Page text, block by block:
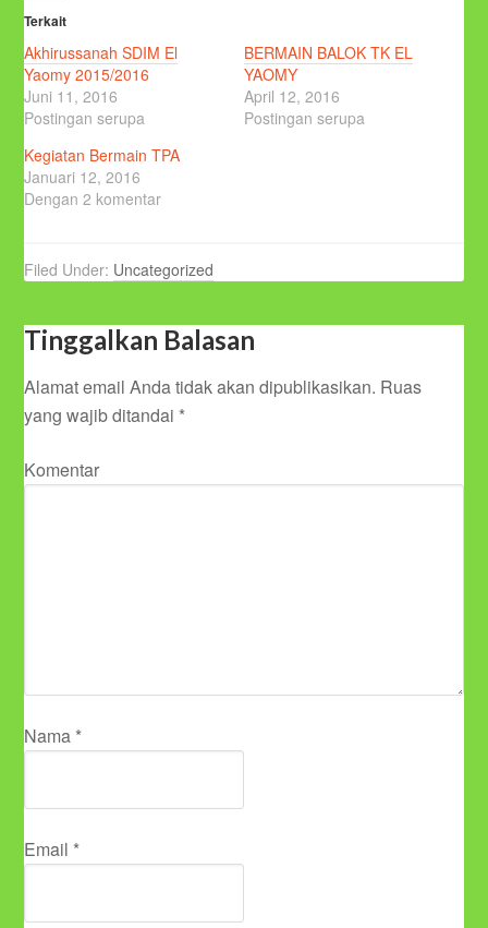
Terkait
Akhirussanah SDIM El
Yaomy 2015/2016
Juni 11, 2016
Postingan serupa
BERMAIN BALOK TK EL
YAOMY
April 12, 2016
Postingan serupa
Kegiatan Bermain TPA
Januari 12, 2016
Dengan 2 komentar
Filed Under: Uncategorized
Tinggalkan Balasan
Alamat email Anda tidak akan dipublikasikan. Ruas
yang wajib ditandai *
Komentar
Nama *
Email *